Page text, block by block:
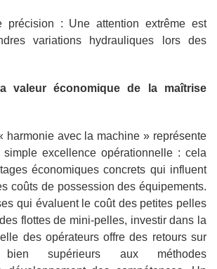
précision : Une attention extrême est
variations hydrauliques lors des
valeur économique de la maîtrise
harmonie avec la machine » représente
excellence opérationnelle : cela
économiques concrets qui influent
coûts de possession des équipements.
qui évaluent le coût des petites pelles
flottes de mini-pelles, investir dans la
des opérateurs offre des retours sur
bien supérieurs aux méthodes